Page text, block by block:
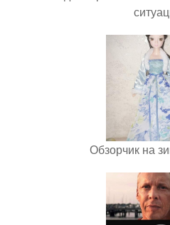
Обзорчик на